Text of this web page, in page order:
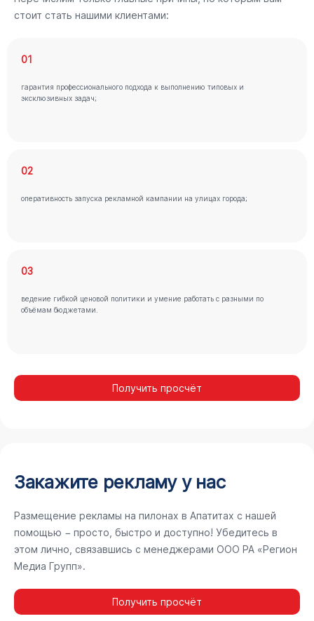
стоит стать нашими клиентами:
01
гарантия профессионального подхода к выполнению типовых и
эксклюзивных задач;
02
оперативность запуска рекламной кампании на улицах города;
03
ведение гибкой ценовой политики и умение работать с разными по
объёмам бюджетами.
Получить просчёт
Закажите рекламу у нас
Размещение рекламы на пилонах в Апатитах с нашей
помощью − просто, быстро и доступно! Убедитесь в
этом лично, связавшись с менеджерами ООО РА «Регион
Медиа Групп».
Получить просчёт